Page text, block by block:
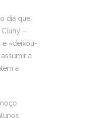
dia que
–
e «deixou-
a
a